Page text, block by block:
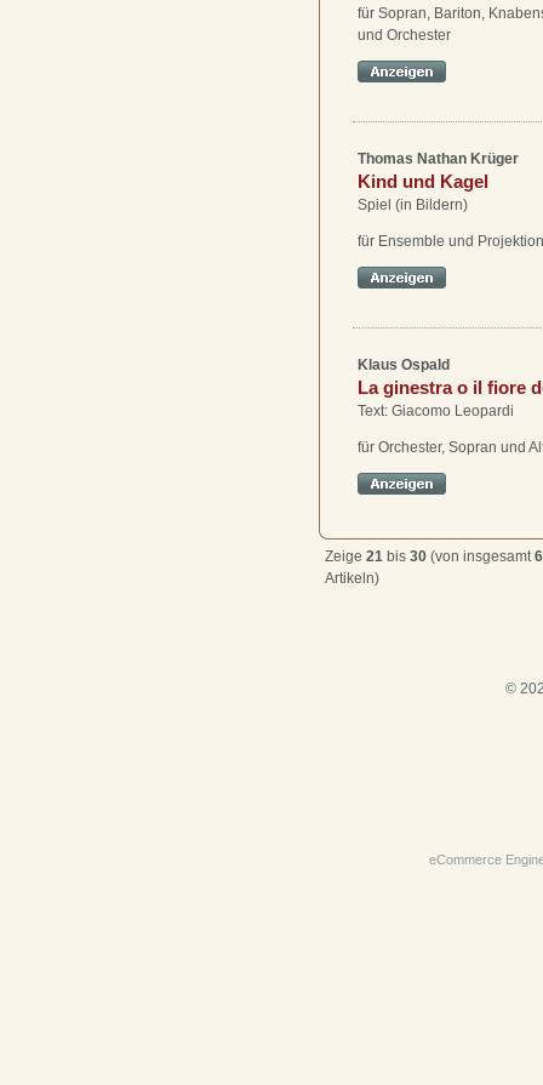
für Sopran, Bariton,
und Orchester
Thomas Nathan Krüger
Kind und Kagel
Spiel (in Bildern)
für Ensemble und
Klaus Ospald
La ginestra o il fiore
Text: Giacomo Leopardi
für Orchester, Sopran und
Zeige 21 bis 30 (von insgesamt
Artikeln)
©
eCommerce